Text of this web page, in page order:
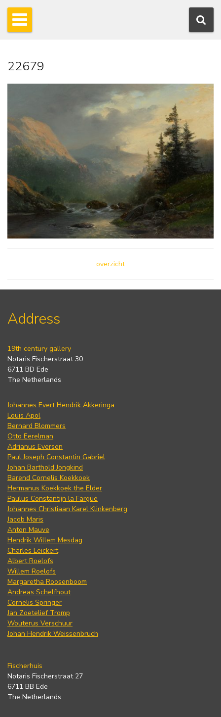
22679
overzicht
Address
19th century gallery
Notaris Fischerstraat 30
6711 BD Ede
The Netherlands
Johannes Evert Hendrik Akkeringa
Louis Apol
Bernard Blommers
Otto Eerelman
Adrianus Eversen
Paul Joseph Constantin Gabriel
Johan Barthold Jongkind
Barend Cornelis Koekkoek
Hermanus Koekkoek the Elder
Paulus Constantijn la Fargue
Johannes Christiaan Karel Klinkenberg
Jacob Maris
Anton Mauve
Hendrik Willem Mesdag
Charles Leickert
Albert Roelofs
Willem Roelofs
Margaretha Roosenboom
Andreas Schelfhout
Cornelis Springer
Jan Zoetelief Tromp
Wouterus Verschuur
Johan Hendrik Weissenbruch
Fischerhuis
Notaris Fischerstraat 27
6711 BB Ede
The Netherlands